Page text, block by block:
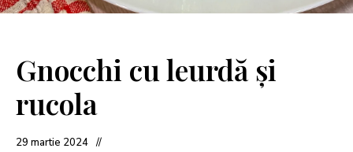
Gnocchi cu leurdă și
rucola
29 martie 2024